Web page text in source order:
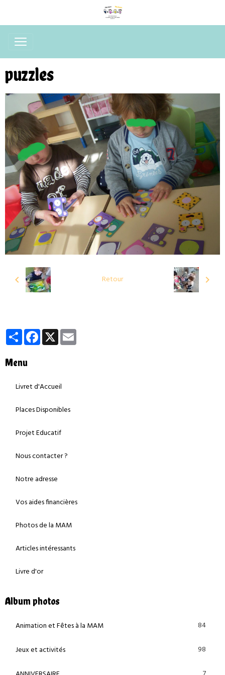
puzzles
Retour
PartagerFacebook
X
Menu
Livret d'Accueil
Places Disponibles
Projet Educatif
Nous contacter ?
Notre adresse
Vos aides financières
Photos de la MAM
Articles intéressants
Livre d'or
Album photos
Animation et Fêtes à la MAM 84
Jeux et activités 98